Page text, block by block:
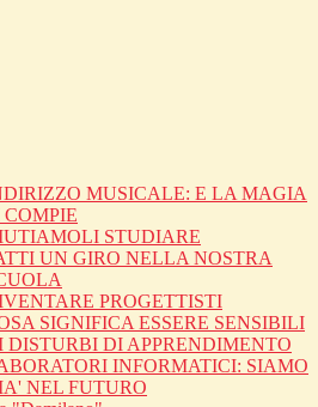
MUSICALE: E LA MAGIA
COMPIE
STUDIARE
UN GIRO NELLA NOSTRA
PROGETTISTI
SIGNIFICA ESSERE SENSIBILI
DISTURBI DI APPRENDIMENTO
INFORMATICI: SIAMO
NEL FUTURO